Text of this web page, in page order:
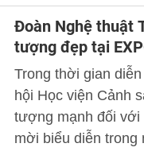
Đoàn Nghệ thuật
tượng đẹp tại
Trong thời gian
hội Học viện Cảnh
tượng mạnh đối với
mời biểu diễn trong